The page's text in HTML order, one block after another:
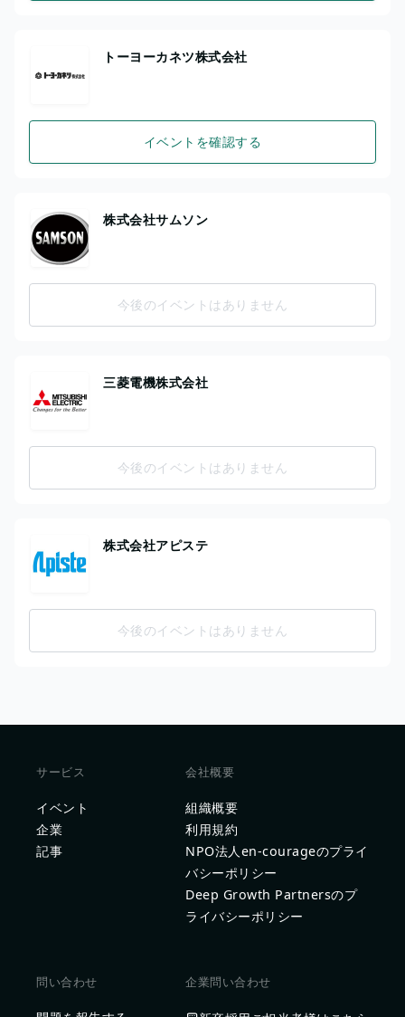
トーヨーカネツ株式会社
イベントを確認する
株式会社サムソン
今後のイベントはありません
三菱電機株式会社
今後のイベントはありません
株式会社アピステ
今後のイベントはありません
サービス
イベント
企業
記事
会社概要
組織概要
利用規約
NPO法人en-courageのプライ
バシーポリシー
Deep Growth Partnersのプ
ライバシーポリシー
問い合わせ 企業問い合わせ